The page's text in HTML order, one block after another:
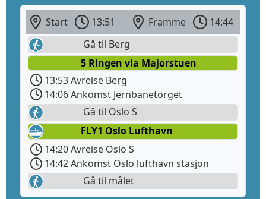
Start 13:51 Framme
14:44
Gå til Berg
5 Ringen via Majorstuen
13:53 Avreise Berg
14:06 Ankomst Jernbanetorget
Gå til Oslo S
FLY1 Oslo Lufthavn
14:20 Avreise Oslo S
14:42 Ankomst Oslo lufthavn stasjon
Gå til målet